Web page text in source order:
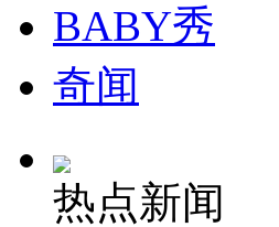
司机酒驾遇交警 急速倒车逃窜
BABY秀
奇闻
热点新闻